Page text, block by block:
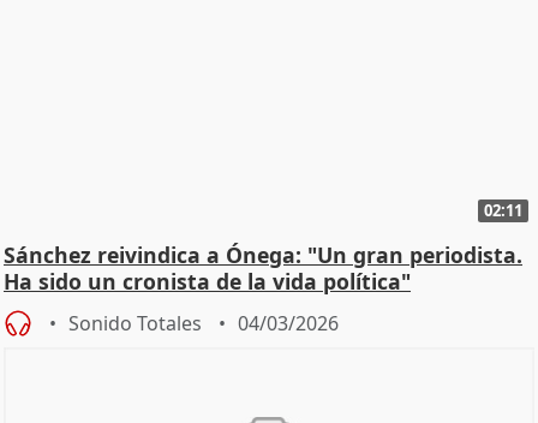
02:11
Sánchez reivindica a Ónega: "Un gran periodista.
Ha sido un cronista de la vida política"
Sonido Totales 04/03/2026